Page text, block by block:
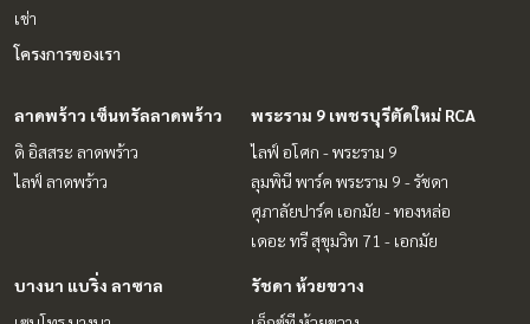
เช่า
โครงการของเรา
ลาดพร้าว เซ็นทรัลลาดพร้าว
ดิ อิสสระ ลาดพร้าว
ไลฟ์ ลาดพร้าว
พระราม 9 เพชรบุรีตัดใหม่ RCA
ไลฟ์ อโศก - พระราม 9
ลุมพินี พาร์ค พระราม 9 - รัชดา
ศุภาลัยปาร์ค เอกมัย - ทองหล่อ
เดอะ ทรี สุขุมวิท 71 - เอกมัย
บางนา แบริ่ง ลาซาล
รัชดา ห้วยขวาง